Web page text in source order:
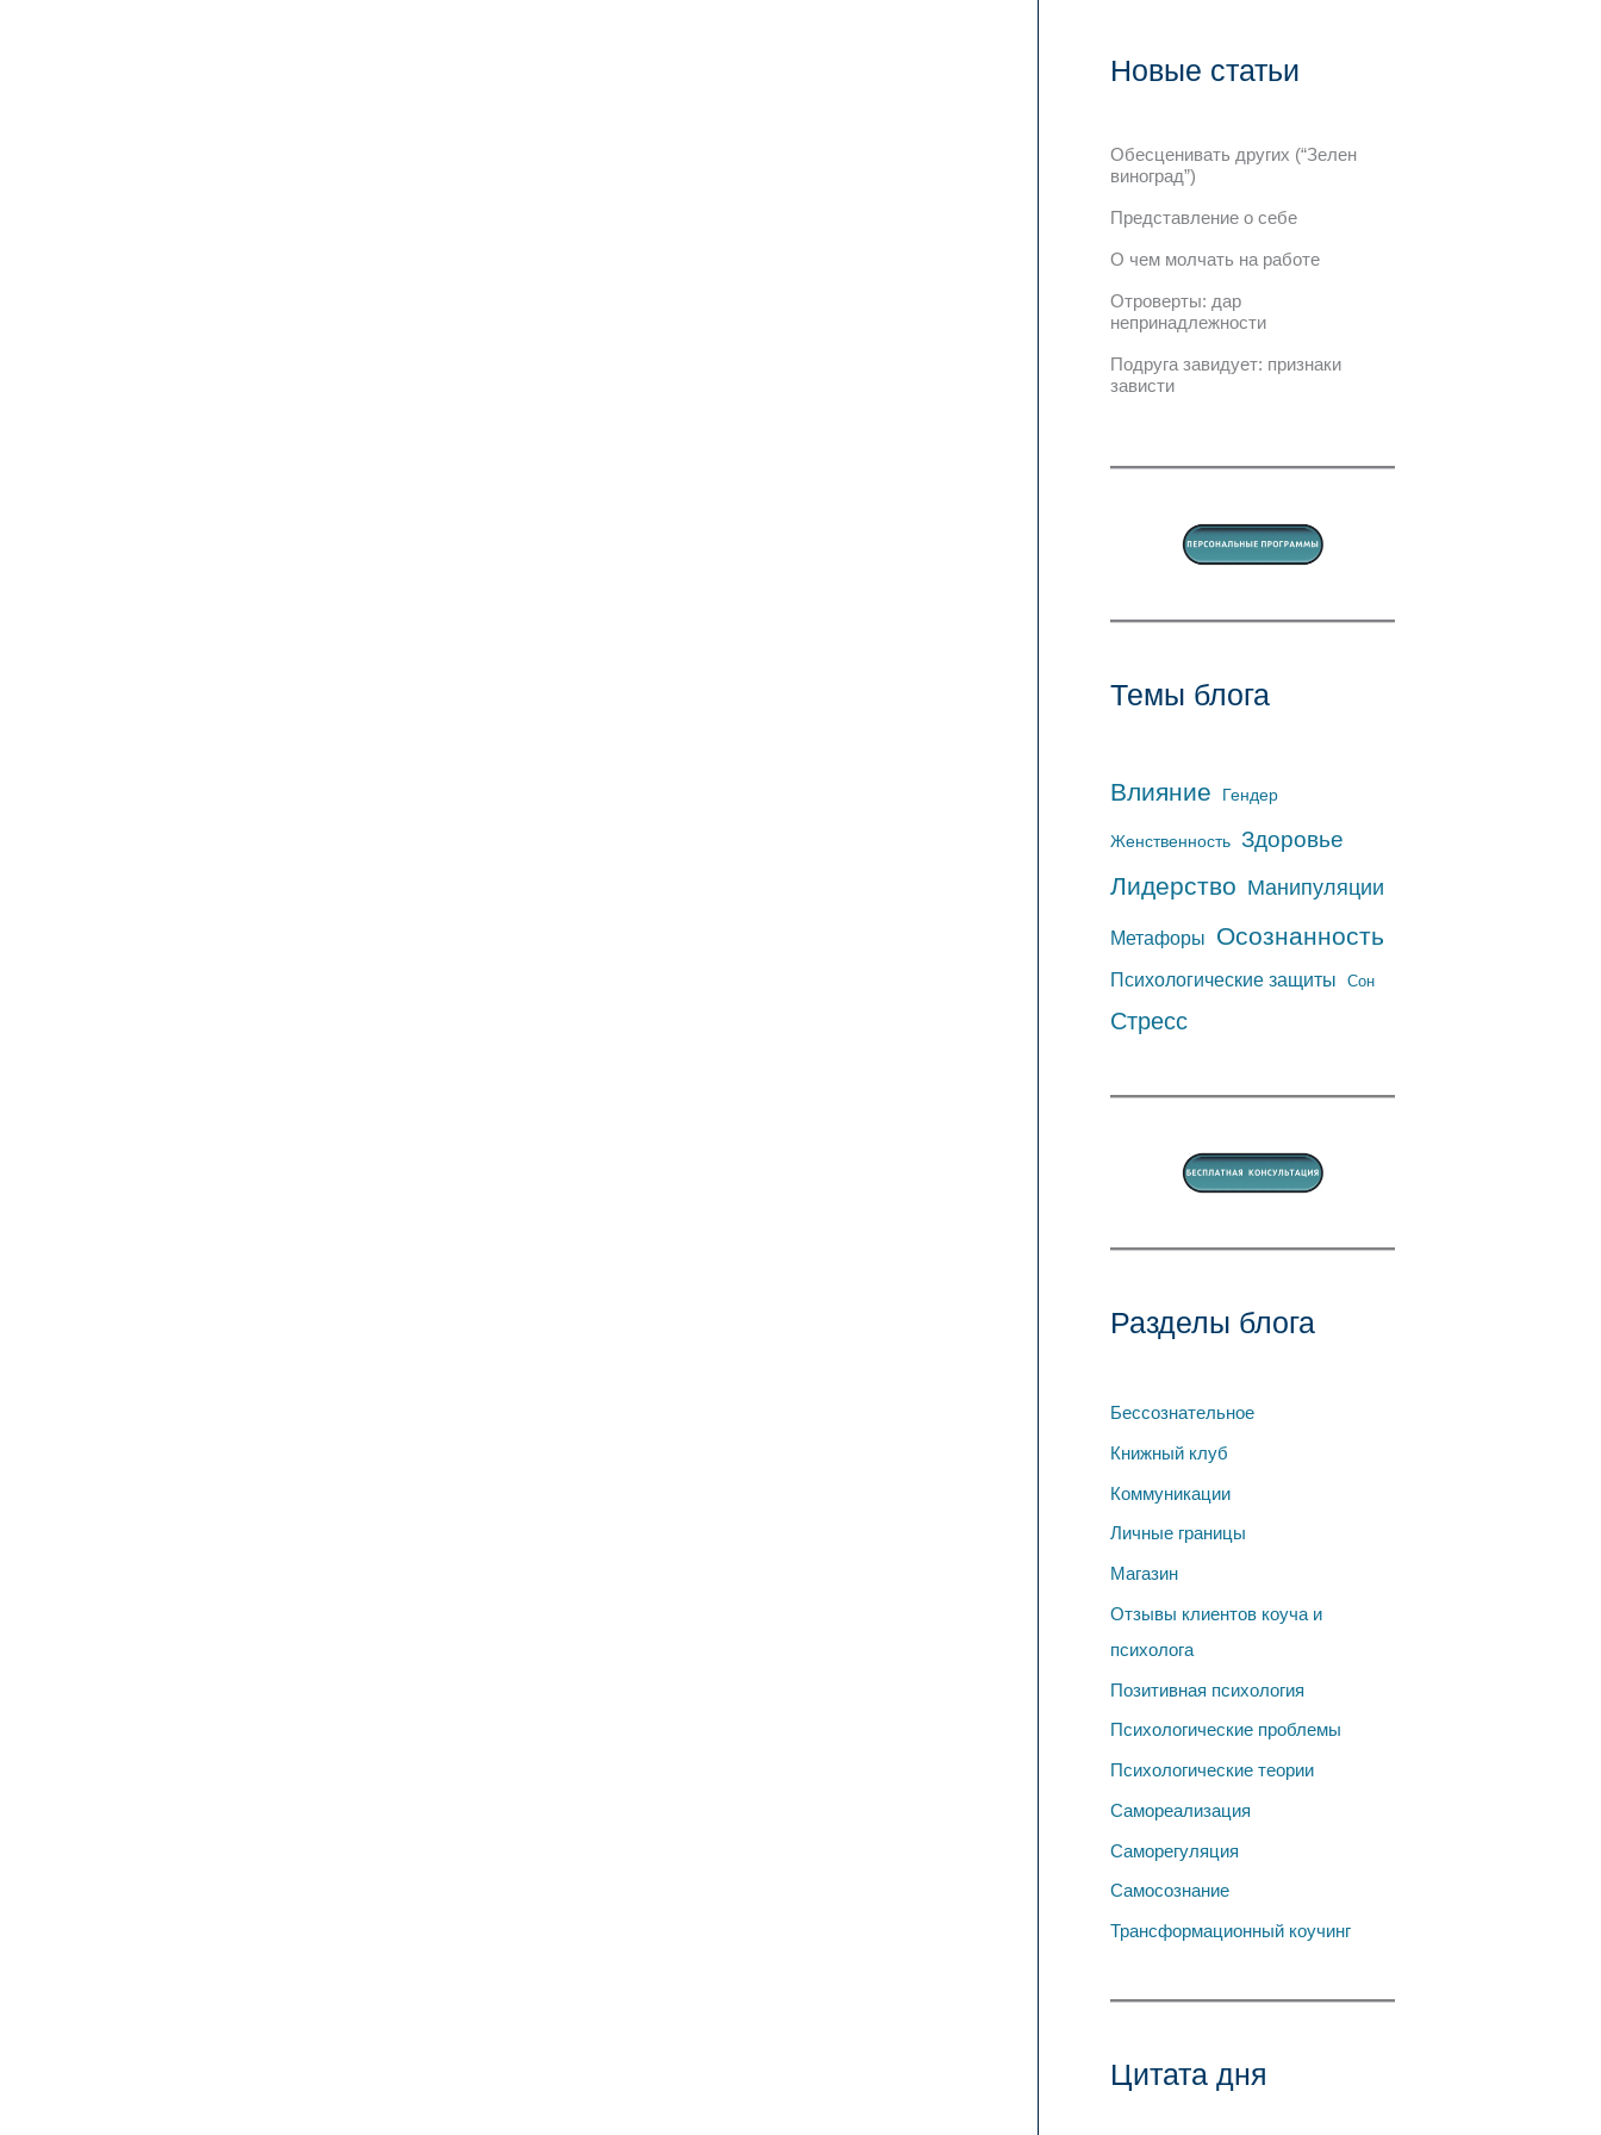
Новые статьи
Обесценивать других (“Зелен
виноград”)
Представление о себе
О чем молчать на работе
Отроверты: дар
непринадлежности
Подруга завидует: признаки
зависти
Темы блога
Влияние Гендер
Женственность Здоровье
Лидерство Манипуляции
Метафоры Осознанность
Психологические защиты Сон
Стресс
Разделы блога
Бессознательное
Книжный клуб
Коммуникации
Личные границы
Магазин
Отзывы клиентов коуча и
психолога
Позитивная психология
Психологические проблемы
Психологические теории
Самореализация
Саморегуляция
Самосознание
Трансформационный коучинг
Цитата дня